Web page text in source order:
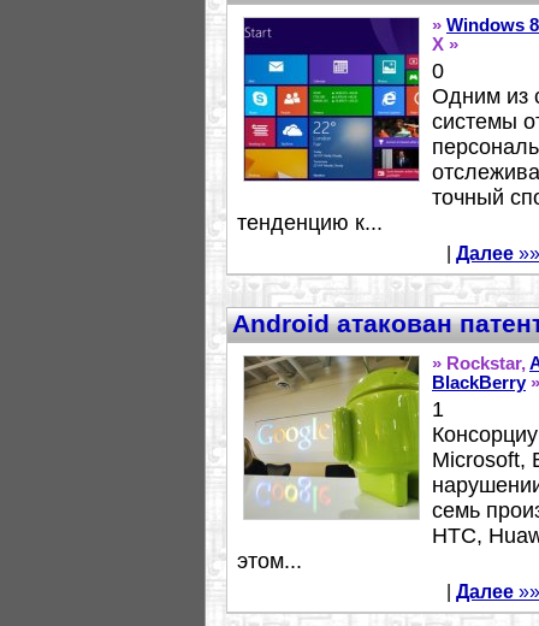
» Windows
X »
0
Одним из
системы
точный
тенденцию к...
Далее
Android атакован
» Rockstar,
BlackBerry»
1
Microsoft,
семь
HTC,
этом...
Далее